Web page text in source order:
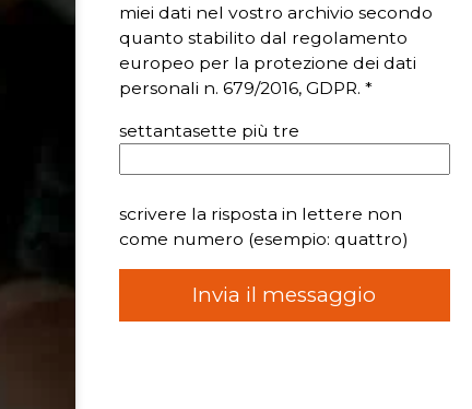
miei dati nel vostro archivio secondo
quanto stabilito dal regolamento
europeo per la protezione dei dati
personali n. 679/2016, GDPR. *
settantasette più tre
scrivere la risposta in lettere non
come numero (esempio: quattro)